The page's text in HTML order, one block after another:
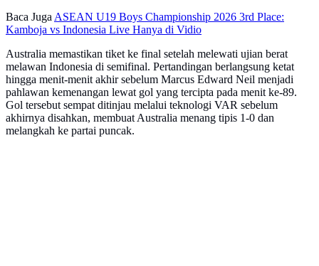
Baca JugaASEAN U19 Boys Championship 2026 3rd Place:
Kamboja vs Indonesia Live Hanya di Vidio
Australia memastikan tiket ke final setelah melewati ujian berat
melawan Indonesia di semifinal. Pertandingan berlangsung ketat
hingga menit-menit akhir sebelum Marcus Edward Neil menjadi
pahlawan kemenangan lewat gol yang tercipta pada menit ke-89.
Gol tersebut sempat ditinjau melalui teknologi VAR sebelum
akhirnya disahkan, membuat Australia menang tipis 1-0 dan
melangkah ke partai puncak.